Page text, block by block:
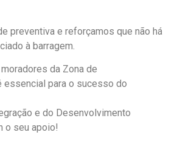
preventiva e reforçamos que não há
à barragem.
da Zona de
essencial para o sucesso do
e do Desenvolvimento
o seu apoio!